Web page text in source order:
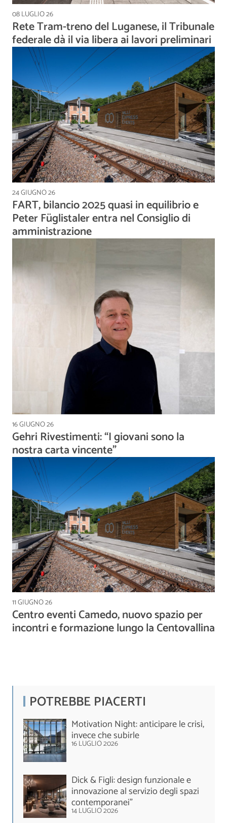
08 LUGLIO 26
Rete Tram-treno del Luganese, il Tribunale
federale dà il via libera ai lavori preliminari
24 GIUGNO 26
FART, bilancio 2025 quasi in equilibrio e
Peter Füglistaler entra nel Consiglio di
amministrazione
16 GIUGNO 26
Gehri Rivestimenti: “I giovani sono la
nostra carta vincente”
11 GIUGNO 26
Centro eventi Camedo, nuovo spazio per
incontri e formazione lungo la Centovallina
POTREBBE PIACERTI
Motivation Night: anticipare le crisi,
invece che subirle
16 LUGLIO 2026
Dick & Figli: design funzionale e
innovazione al servizio degli spazi
contemporanei”
14 LUGLIO 2026